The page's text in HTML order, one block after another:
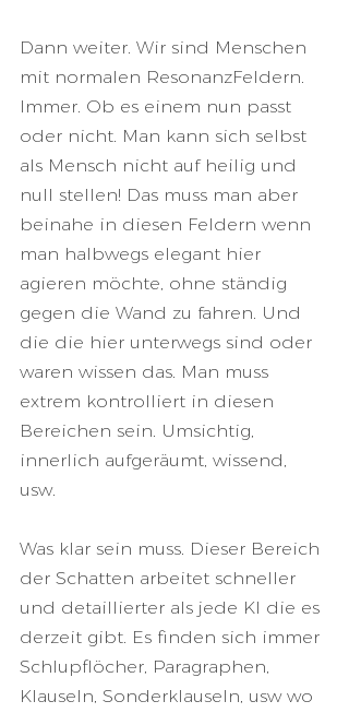
Dann weiter. Wir sind Menschen
mit normalen ResonanzFeldern.
Immer. Ob es einem nun passt
oder nicht. Man kann sich selbst
als Mensch nicht auf heilig und
null stellen! Das muss man aber
beinahe in diesen Feldern wenn
man halbwegs elegant hier
agieren möchte, ohne ständig
gegen die Wand zu fahren. Und
die die hier unterwegs sind oder
waren wissen das. Man muss
extrem kontrolliert in diesen
Bereichen sein. Umsichtig,
innerlich aufgeräumt, wissend,
usw.
Was klar sein muss. Dieser Bereich
der Schatten arbeitet schneller
und detaillierter als jede KI die es
derzeit gibt. Es finden sich immer
Schlupflöcher, Paragraphen,
Klauseln, Sonderklauseln, usw wo